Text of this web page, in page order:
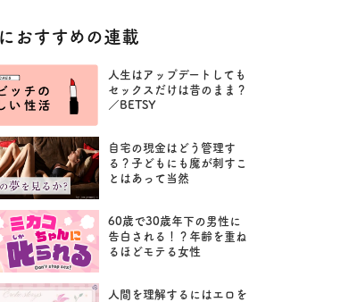
おすすめの連載
人生はアップデートしても
セックスだけは昔のまま？
／BETSY
自宅の現金はどう管理す
る？子どもにも魔が刺すこ
とはあって当然
60歳で30歳年下の男性に
告白される！？年齢を重ね
るほどモテる女性
人間を理解するにはエロを